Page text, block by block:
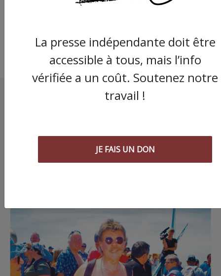
La presse indépendante doit être
accessible à tous, mais l’info
vérifiée a un coût. Soutenez notre
travail !
JE FAIS UN DON